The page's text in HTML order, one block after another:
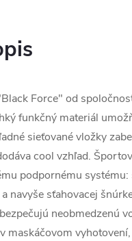
Force" od
funkčný materiál
sieťované vložky
cool vzhľad.
podpornému systému:
navyše sťahovacej
neobmedzenú
maskáčovom